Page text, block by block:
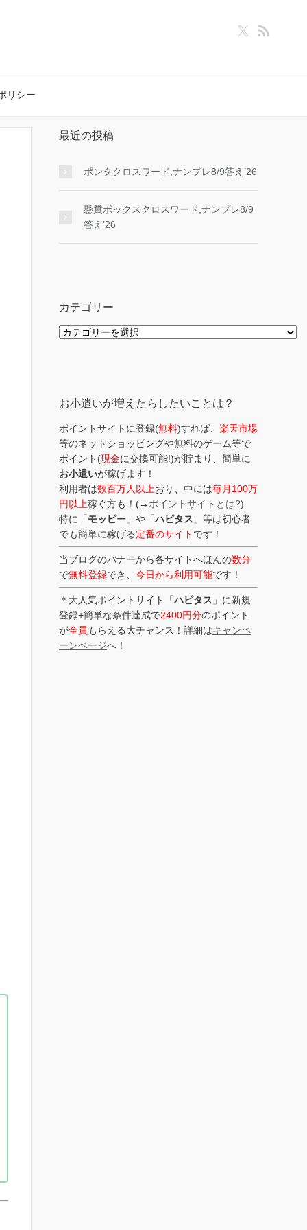
リシー
最近の投稿
ポンタクロスワード,ナンプレ8/9答え’26
懸賞ボックスクロスワード,ナンプレ8/9
答え’26
カテゴリー
カ
お小遣いが増えたらしたいことは？
ポイントサイトに登録(無料)すれば、 楽天市場
等のネットショッピングや無料のゲーム等で
ポイント(現金に交換可能!)が貯まり、簡単に
お小遣いが稼げます！
利用者は数百万人以上おり、中には毎月100万
円以上稼ぐ方も！(→ ポイントサイトとは?)
特に「モッピー 」や「ハピタス 」等は初心者
でも簡単に稼げる定番のサイト です！
当ブログのバナーから各サイトへほんの数分
で無料登録でき、 今日から利用可能です！
＊大人気ポイントサイト「ハピタス 」に新規
登録+簡単な条件達成で2400円分のポイント
が全員 もらえる大チャンス！詳細はキャンペ
ーンページへ！